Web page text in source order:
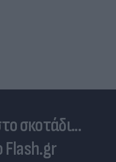
σκοτάδι...
Flash.gr